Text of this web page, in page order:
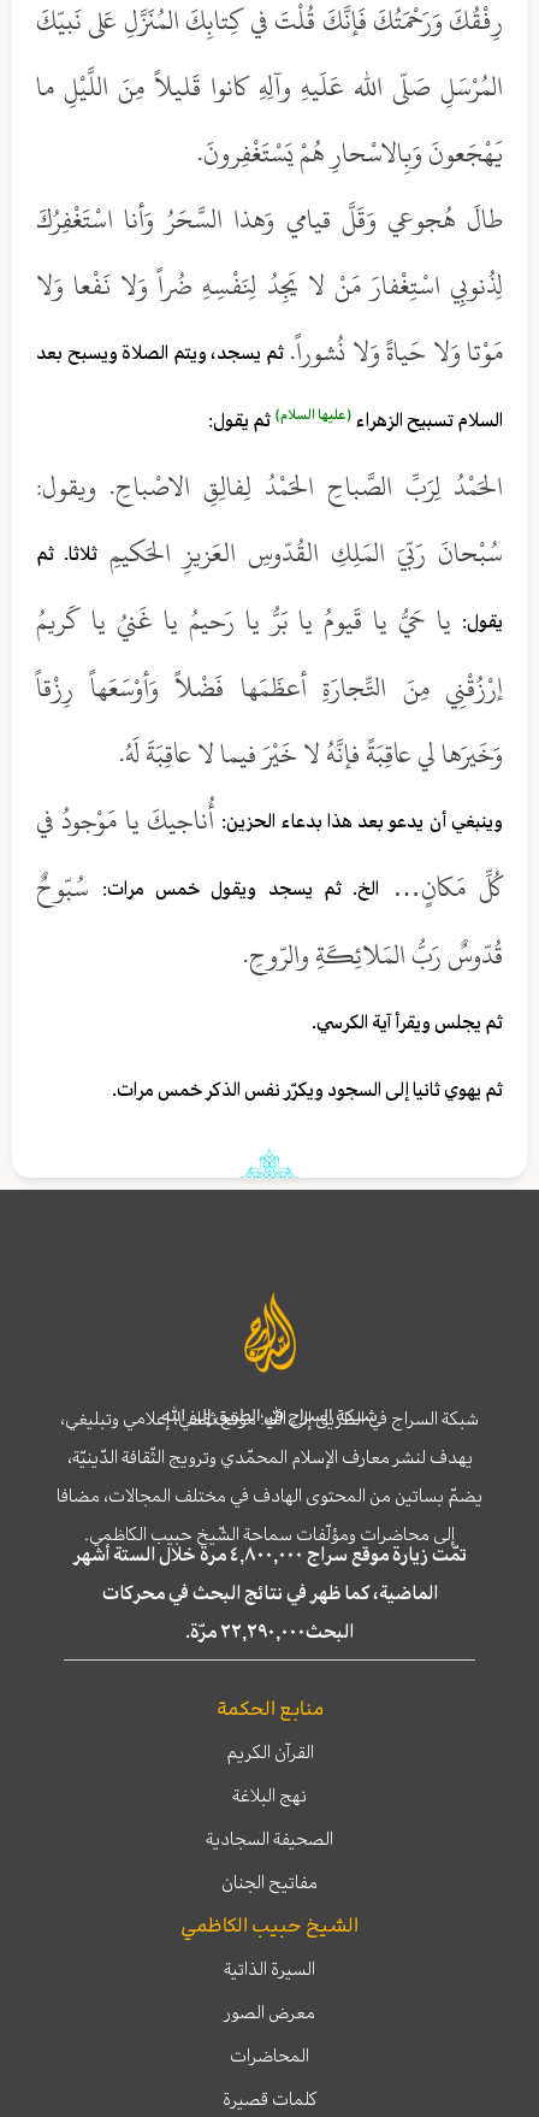
رِفْقُكَ وَرَحْمَتُكَ فَإنَّكَ قُلْتَ في كِتابِكَ المُنَزَّلِ عَلى نَبيّكَ
المُرْسَلِ صَلّى الله عَلَيهِ وآلِهِ كانوا قَليلاً مِنَ اللَّيْلِ ما
يَهْجَعونَ وَبِالاسْحارِ هُمْ يَسْتَغْفِرونَ.
طالَ هُجوعي وَقَلَّ قيامي وَهذا السَّحَرُ وَأنا اسْتَغْفِرُكَ
لِذُنوبِي اسْتِغْفارَ مَنْ لا يَجِدُ لِنَفْسِهِ ضُراً وَلا نَفْعا وَلا
مَوْتا وَلا حَياةً وَلا نُشوراً.ثم يسجد، ويتم الصلاة ويسبح بعد
السلام تسبيح الزهراء (عليها السلام) ثم يقول:
الحَمْدُ لِرَبِّ الصَّباحِ الحَمْدُ لِفالِقِ الاصْباحِ. ويقول:
سُبْحانَ رَبّيَ المَلِكِ القُدّوسِ العَزيزِ الحَكيمِ ثلاثا. ثم
يقول: يا حَيُّ يا قَيومُ يا بَرُّ يا رَحيمُ يا غَنيُ يا كَريمُ
إرْزُقْنِي مِنَ التِّجارَةِ أعظَمَها فَضْلاً وَأوْسَعَهاً رِزْقاً
وَخَيرَها لي عاقِبَةً فإنَّهُ لا خَيْرَ فيما لا عاقِبَةَ لَهُ.
وينبغي أن يدعو بعد هذا بدعاء الحزين: أُناجيكَ يا مَوْجودُ في
كُلِّ مَكانٍ…
الخ. ثم يسجد ويقول خمس مرات:
سُبّوحٌ
قُدّوسٌ رَبُّ المَلائِكَةِ والرّوحِ.
ثم يجلس ويقرأ آية الكرسي.
ثم يهوي ثانيا إلى السجود ويكرّر نفس الذكر خمس مرات.
شبكة السراج في الطريق إلى الله
شبكة السراج في الطريق إلى الله؛ موقع ثقافي، إعلامي وتبليغي،
يهدف لنشر معارف الإسلام المحمّدي وترويج الثّقافة الدّينيّة،
يضمّ بساتين من المحتوى الهادف في مختلف المجالات، مضافا
إلى محاضرات ومؤلّفات سماحة الشّيخ حبيب الكاظمي.
تمّت زيارة موقع سراج ٤,٨٠٠,٠٠٠ مرة خلال الستة أشهر
الماضية، كما ظهر في نتائج البحث في محركات
البحث٢٢,٢٩٠,٠٠٠ مرّة.
منابع الحكمة
القرآن الكريم
نهج البلاغة
الصحيفة السجادية
مفاتيح الجنان
الشيخ حبيب الكاظمي
السيرة الذاتية
معرض الصور
المحاضرات
كلمات قصيرة